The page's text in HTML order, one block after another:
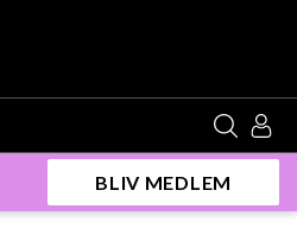
BLIV MEDLEM